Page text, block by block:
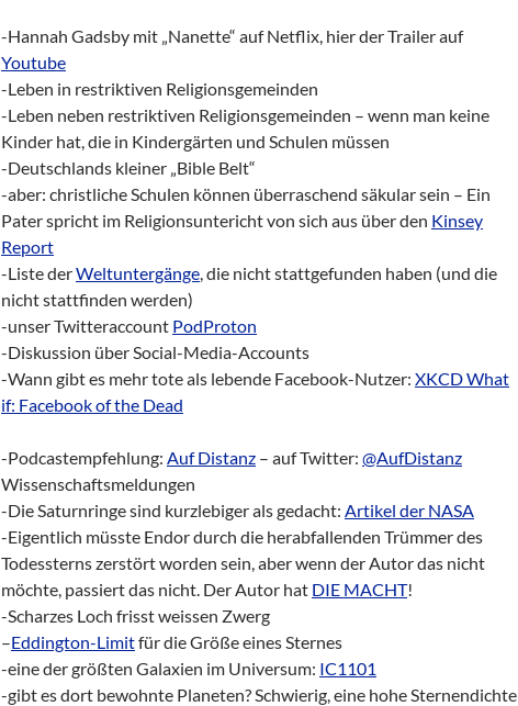
-Hannah Gadsby mit „Nanette“ auf Netflix, hier der Trailer auf
Youtube
-Leben in restriktiven Religionsgemeinden
-Leben neben restriktiven Religionsgemeinden – wenn man keine
Kinder hat, die in Kindergärten und Schulen müssen
-Deutschlands kleiner „Bible Belt“
-aber: christliche Schulen können überraschend säkular sein – Ein
Pater spricht im Religionsuntericht von sich aus über den Kinsey
Report
-Liste derWeltuntergänge, die nicht stattgefunden haben (und die
nicht stattfinden werden)
-unser Twitteraccount PodProton
-Diskussion über Social-Media-Accounts
-Wann gibt es mehr tote als lebende Facebook-Nutzer: XKCD What
if: Facebook of the Dead
-Podcastempfehlung: Auf Distanz – auf Twitter: @AufDistanz
Wissenschaftsmeldungen
-Die Saturnringe sind kurzlebiger als gedacht: Artikel der NASA
-Eigentlich müsste Endor durch die herabfallenden Trümmer des
Todessterns zerstört worden sein, aber wenn der Autor das nicht
möchte, passiert das nicht. Der Autor hat DIE MACHT!
-Scharzes Loch frisst weissen Zwerg
–Eddington-Limitfür die Größe eines Sternes
-eine der größten Galaxien im Universum: IC1101
-gibt es dort bewohnte Planeten? Schwierig, eine hohe Sternendichte